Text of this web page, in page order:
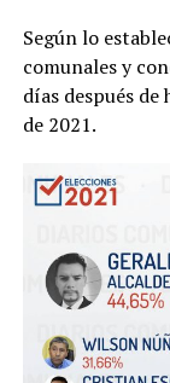
Según lo
comunales y
días después de
de 2021.